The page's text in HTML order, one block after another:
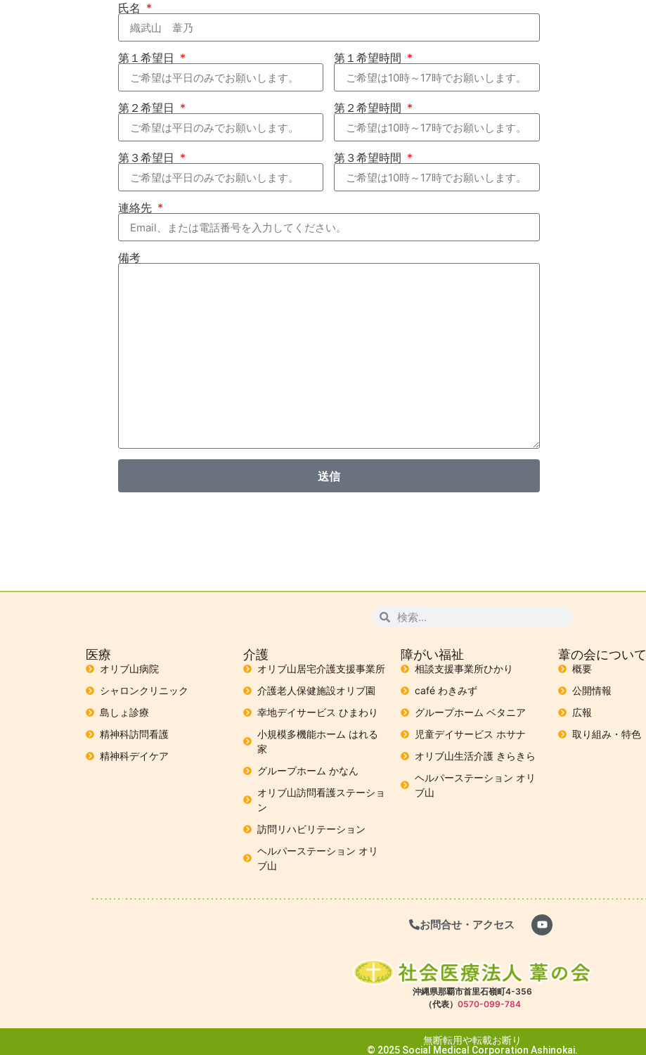
氏名
第１希望日 第１希望時間
第２希望日 第２希望時間
第３希望日 第３希望時間
連絡先
備考
送信
医療
オリブ山病院
シャロンクリニック
島しょ診療
精神科訪問看護
精神科デイケア
介護
オリブ山居宅介護支援事業所
介護老人保健施設オリブ園
幸地デイサービス ひまわり
小規模多機能ホーム はれる
家
グループホーム かなん
オリブ山訪問看護ステーショ
ン
訪問リハビリテーション
ヘルパーステーション オリ
ブ山
障がい福祉
相談支援事業所ひかり
café わきみず
グループホーム ベタニア
児童デイサービス ホサナ
オリブ山生活介護 きらきら
ヘルパーステーション オリ
ブ山
葦の会について
概要
公開情報
広報
取り組み・特色
お問合せ・アクセス
沖縄県那覇市首里石嶺町4-356
（代表） 0570-099-784
無断転用や転載お断り
© 2025 Social Medical Corporation Ashinokai.